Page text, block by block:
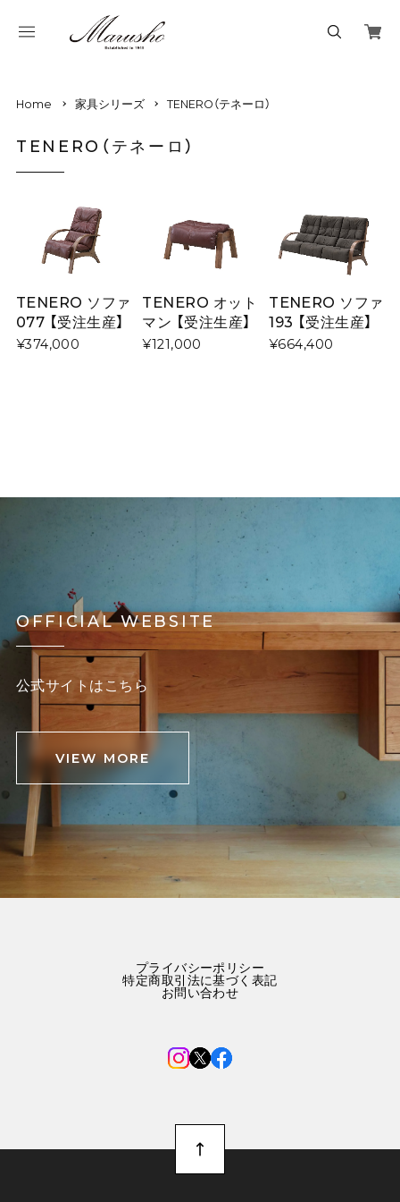
Home 家具シリーズ TENERO（テネーロ）
TENERO（テネーロ）
TENERO ソファ
077 【受注生産】
¥374,000
TENERO オット
マン 【受注生産】
¥121,000
TENERO ソファ
193 【受注生産】
¥664,400
OFFICIAL WEBSITE
公式サイトはこちら
VIEW MORE
プライバシーポリシー
特定商取引法に基づく表記
お問い合わせ